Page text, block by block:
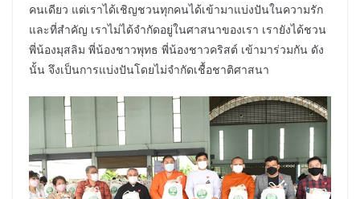
คนเดียว แต่เราได้เชิญชวนทุกคนได้เข้ามาแบ่งปันในความรัก
และที่สำคัญ เราไม่ได้จำกัดอยู่ในศาสนาของเรา เรายังได้ชวน
พี่น้องมุสลิม พี่น้องชาวพุทธ พี่น้องชาวคริสต์ เข้ามาร่วมกัน ดัง
นั้น จึงเป็นการแบ่งปันโดยไม่จำกัดเชื้อชาติศาสนา